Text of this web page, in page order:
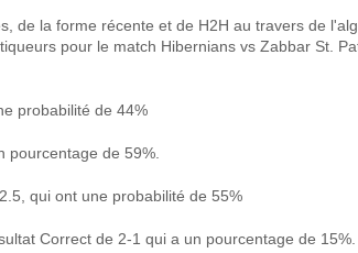
de la forme récente et de H2H au travers de
pour le match Hibernians vs Zabbar St.
probabilité de 44%
pourcentage de 59%.
qui ont une probabilité de 55%
Correct de 2-1 qui a un pourcentage de 15%.